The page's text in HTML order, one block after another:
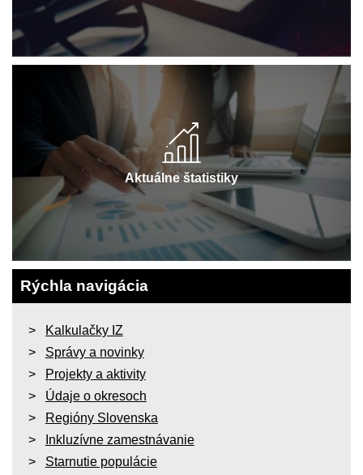
Aktuálne štatistiky
Rýchla navigácia
Kalkulačky IZ
Správy a novinky
Projekty a aktivity
Údaje o okresoch
Regióny Slovenska
Inkluzívne zamestnávanie
Starnutie populácie